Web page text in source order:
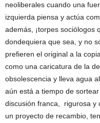
neoliberales cuando una
izquierda piensa y actúa
además, ¡torpes sociólogos
dondequiera que sea, y no
prefieren el original a la
como una caricatura de la
obsolescencia y lleva agua
aún está a tiempo de
discusión franca, rigurosa y
un proyecto de recambio,